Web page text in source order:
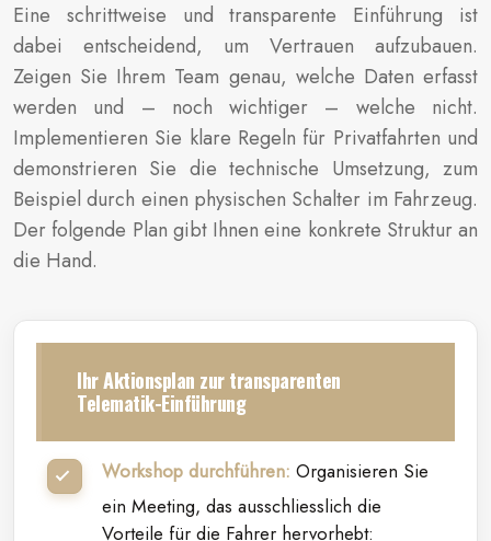
Eine schrittweise und transparente Einführung ist
dabei entscheidend, um Vertrauen aufzubauen.
Zeigen Sie Ihrem Team genau, welche Daten erfasst
werden und – noch wichtiger – welche nicht.
Implementieren Sie klare Regeln für Privatfahrten und
demonstrieren Sie die technische Umsetzung, zum
Beispiel durch einen physischen Schalter im Fahrzeug.
Der folgende Plan gibt Ihnen eine konkrete Struktur an
die Hand.
Ihr Aktionsplan zur transparenten
Telematik-Einführung
Workshop durchführen: Organisieren Sie
ein Meeting, das ausschliesslich die
Vorteile für die Fahrer hervorhebt: